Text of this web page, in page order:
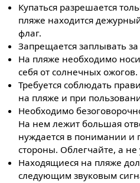
Купаться разрешается
пляже находится
флаг.
Запрещается заплывать
На пляже необходимо
себя от солнечных ожогов.
Требуется соблюдать
на пляже и при
Необходимо
На нем лежит большая
нуждается в понимании и
стороны. Облегчайте, а не
Находящиеся на пляже
следующим звуковым